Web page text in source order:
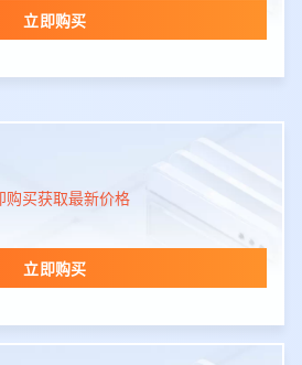
立即购买
购买获取最新价格
立即购买